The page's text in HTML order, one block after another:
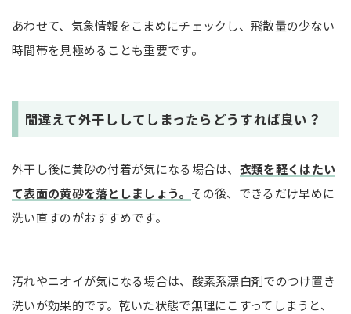
あわせて、気象情報をこまめにチェックし、飛散量の少ない
時間帯を見極めることも重要です。
間違えて外干ししてしまったらどうすれば良い？
外干し後に黄砂の付着が気になる場合は、 衣類を軽くはたい
て表面の黄砂を落としましょう。 その後、できるだけ早めに
洗い直すのがおすすめです。
汚れやニオイが気になる場合は、酸素系漂白剤でのつけ置き
洗いが効果的です。乾いた状態で無理にこすってしまうと、